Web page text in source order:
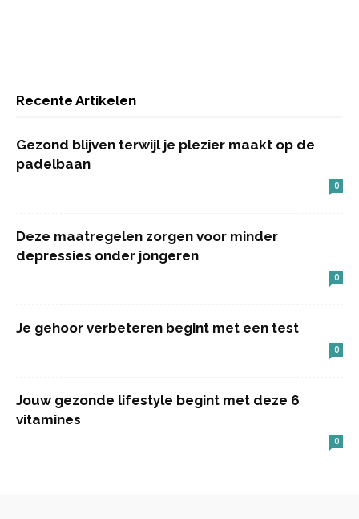
Recente Artikelen
Gezond blijven terwijl je plezier maakt op de
padelbaan
0
Deze maatregelen zorgen voor minder
depressies onder jongeren
0
Je gehoor verbeteren begint met een test
0
Jouw gezonde lifestyle begint met deze 6
vitamines
0